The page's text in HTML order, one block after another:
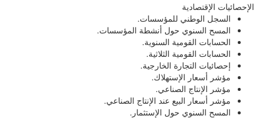
الإحصائيات الإقتصادية
السجل الوطني للمؤسسات.
المسح السنوي حول أنشطة المؤسسات.
الحسابات القومية السنوية.
الحسابات القومية الثلاثية.
إحصائيات التجارة الخارجية.
مؤشر أسعار الإستهلاك.
مؤشر الإنتاج الصناعي.
مؤشر أسعار البيع عند الإنتاج الصناعي.
المسح السنوي حول الإستثمار.